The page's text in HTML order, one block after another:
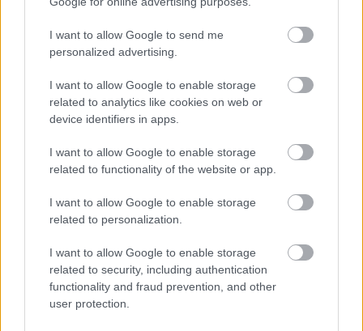
I want to allow Google to send me
personalized advertising.
I want to allow Google to enable storage
related to analytics like cookies on web or
device identifiers in apps.
I want to allow Google to enable storage
related to functionality of the website or app.
I want to allow Google to enable storage
related to personalization.
I want to allow Google to enable storage
related to security, including authentication
functionality and fraud prevention, and other
user protection.